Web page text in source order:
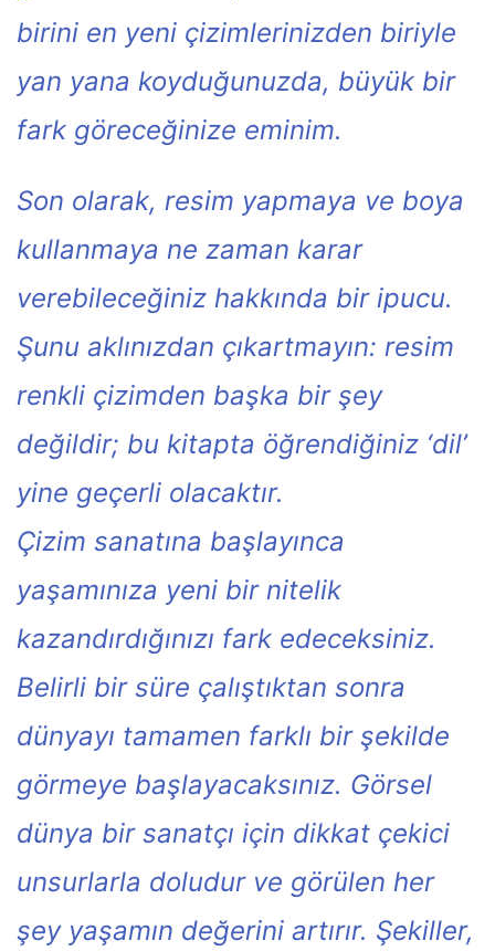
birini en yeni çizimlerinizden biriyle
yan yana koyduğunuzda, büyük bir
fark göreceğinize eminim.
Son olarak, resim yapmaya ve boya
kullanmaya ne zaman karar
verebileceğiniz hakkında bir ipucu.
Şunu aklınızdan çıkartmayın: resim
renkli çizimden başka bir şey
değildir; bu kitapta öğrendiğiniz ‘dil’
yine geçerli olacaktır.
Çizim sanatına başlayınca
yaşamınıza yeni bir nitelik
kazandırdığınızı fark edeceksiniz.
Belirli bir süre çalıştıktan sonra
dünyayı tamamen farklı bir şekilde
görmeye başlayacaksınız. Görsel
dünya bir sanatçı için dikkat çekici
unsurlarla doludur ve görülen her
şey yaşamın değerini artırır. Şekiller,